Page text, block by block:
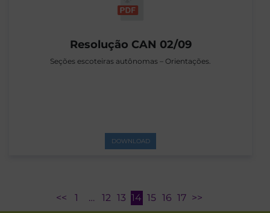
Resolução CAN 02/09
Seções escoteiras autônomas – Orientações.
DOWNLOAD
<< 1 … 12 13 14 15 16 17 >>